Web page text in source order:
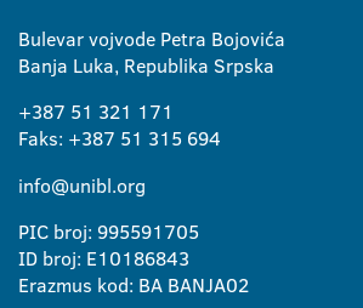
Bulevar vojvode Petra Bojovića
Banja Luka, Republika Srpska
+387 51 321 171
Faks: +387 51 315 694
info@unibl.org
PIC broj: 995591705
ID broj: E10186843
Erazmus kod: BA BANJA02